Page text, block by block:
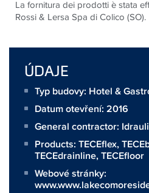
La fornitura dei prodotti è stata
Rossi & Lersa Spa di Colico (SO).
ÚDAJE
Typ budovy: Hotel &
Datum otevření: 2016
General contractor:
Products: TECEflex,
TECEdrainline,TECEfloor
Webové stránky: